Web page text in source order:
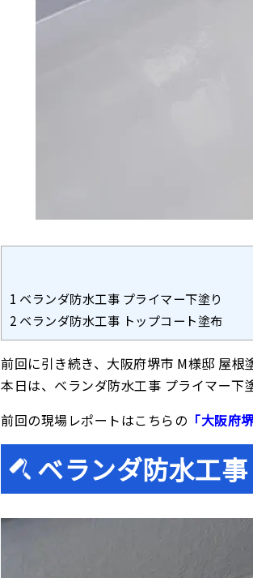
1 ベランダ防水工事 プライマー下塗り
2 ベランダ防水工事 トップコート塗布
前回に引き続き、大阪府堺市 M様邸 屋
本日は、ベランダ防水工事 プライマー
前回の現場レポートはこちらの 「大阪
ベランダ防水工